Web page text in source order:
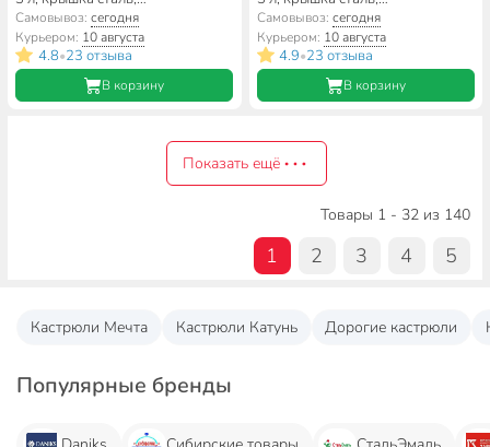
цилиндрическая, СтальЭмаль,
Авокадо, 6RD181M,
белоснежная, индукция
Самовывоз:сегодня
Курьером: 10 августа
4.8•23 отзыва
В корзину
цилиндрическая, СтальЭмаль,
Паста, 1RD181M, индукция
Самовывоз: сегодня
Курьером: 10 августа
4.9•23 отзыва
В корзину
Показать ещё
Товары 1 - 32 из 140
1 2 3 4 5
Кастрюли Мечта Кастрюли Катунь Дорогие кастрюли
Популярные бренды